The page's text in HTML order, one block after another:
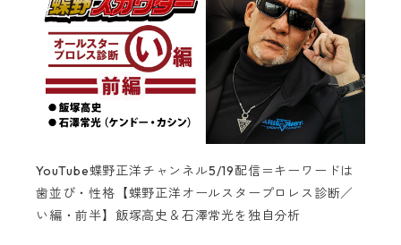
YouTube蝶野正洋チャンネル5/19配信＝キーワードは
歯並び・性格【蝶野正洋オールスタープロレス診断／
い編・前半】飯塚高史＆石澤常光を独自分析